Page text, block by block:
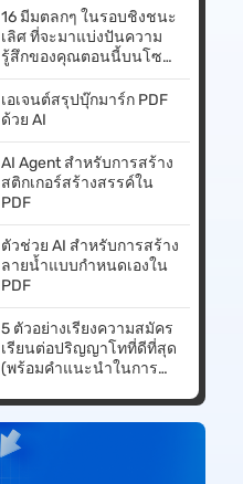
16 มีมตลกๆ ในรอบชิงชนะ
เลิศ ที่จะมาแบ่งปันความ
รู้สึกของคุณตอนนี้บนโซ
เชียลมีเดีย
เอเจนต์สรุปบุ๊กมาร์ก PDF
ด้วย AI
AI Agent สำหรับการสร้าง
สติกเกอร์สร้างสรรค์ใน
PDF
ตัวช่วย AI สำหรับการสร้าง
ลายน้ำแบบกำหนดเองใน
PDF
5 ตัวอย่างเรียงความสมัคร
เรียนต่อปริญญาโทที่ดีที่สุด
(พร้อมคำแนะนำในการ